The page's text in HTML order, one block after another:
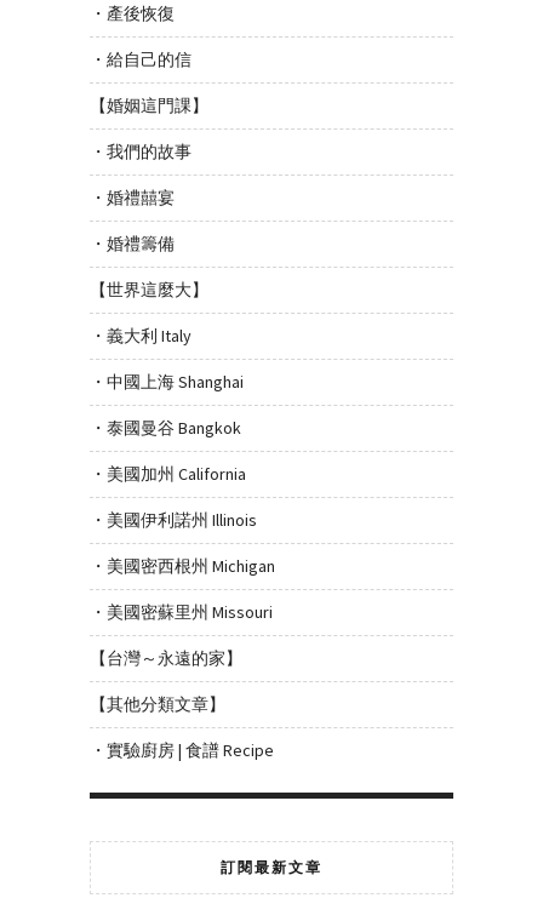
・產後恢復
・給自己的信
【婚姻這門課】
・我們的故事
・婚禮囍宴
・婚禮籌備
【世界這麼大】
・義大利 Italy
・中國上海 Shanghai
・泰國曼谷 Bangkok
・美國加州 California
・美國伊利諾州 Illinois
・美國密西根州 Michigan
・美國密蘇里州 Missouri
【台灣～永遠的家】
【其他分類文章】
・實驗廚房 | 食譜 Recipe
訂閱最新文章